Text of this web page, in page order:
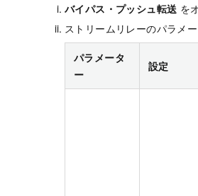
バイパス・プッシュ転送 を
ストリームリレーのパラメ
パラメータ
ー
設定